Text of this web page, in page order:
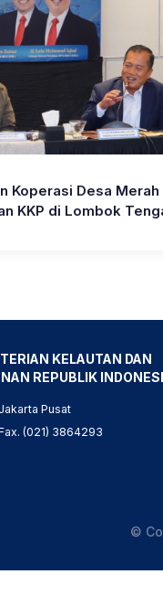
Koperasi Desa Merah
KKP di Lombok
KELAUTAN DAN
REPUBLIK
Pusat
(021) 3864293
©